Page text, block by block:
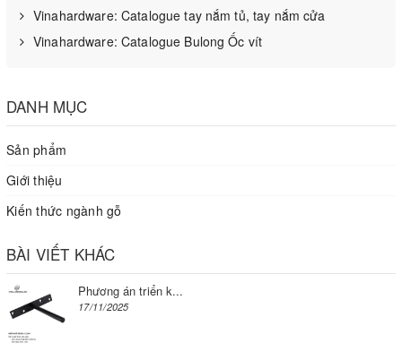
Vinahardware: Catalogue tay nắm tủ, tay nắm cửa
Vinahardware: Catalogue Bulong Ốc vít
DANH MỤC
Sản phẩm
Giới thiệu
Kiến thức ngành gỗ
BÀI VIẾT KHÁC
Phương án triển k...
17/11/2025